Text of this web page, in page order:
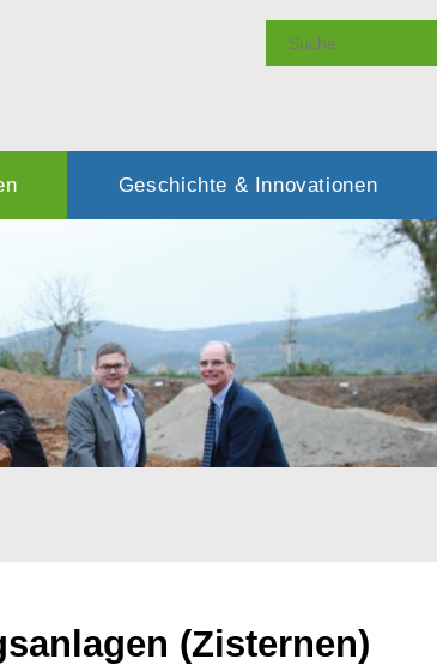
Geschichte & Innovationen
(Zisternen)